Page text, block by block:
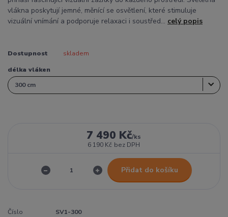
vlákna poskytují jemné, měnící se osvětlení, které stimuluje
vizuální vnímání a podporuje relaxaci i soustřed... celý popis
Dostupnost skladem
délka vláken
7 490 Kč/ks
6 190 Kč bez DPH
Přidat do košíku
Číslo
SV1-300